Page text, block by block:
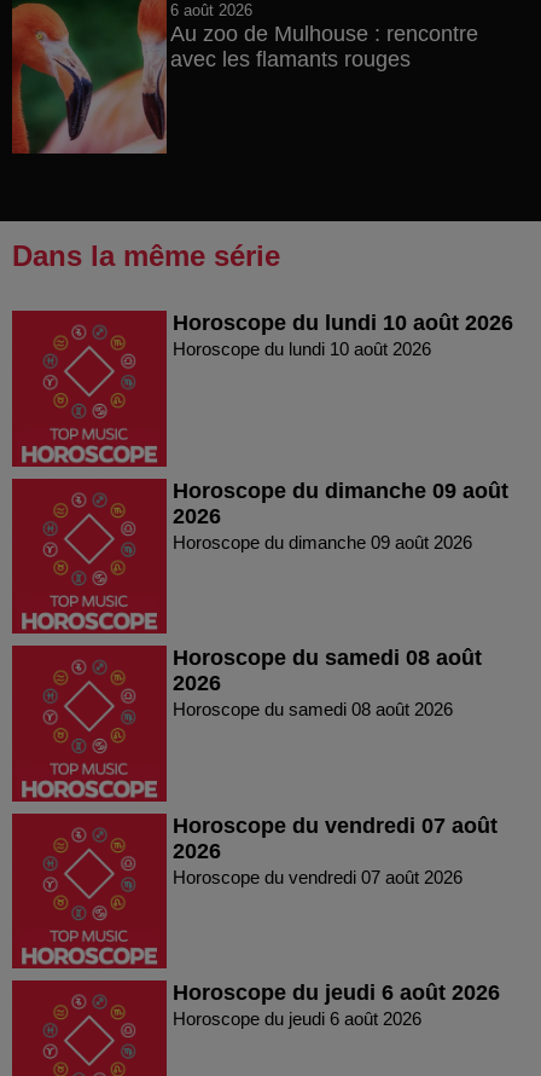
6 août 2026
Au zoo de Mulhouse : rencontre
avec les flamants rouges
Dans la même série
Horoscope du lundi 10 août 2026
Horoscope du lundi 10 août 2026
Horoscope du dimanche 09 août
2026
Horoscope du dimanche 09 août 2026
Horoscope du samedi 08 août
2026
Horoscope du samedi 08 août 2026
Horoscope du vendredi 07 août
2026
Horoscope du vendredi 07 août 2026
Horoscope du jeudi 6 août 2026
Horoscope du jeudi 6 août 2026